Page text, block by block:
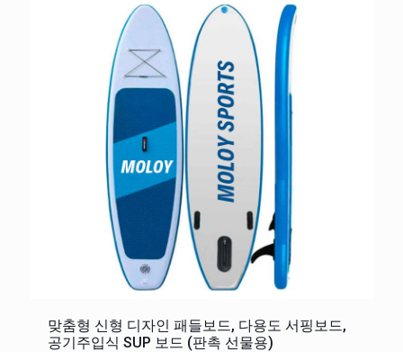
맞춤형 신형 디자인 패들보드, 다용도 서핑보드,
공기주입식 SUP 보드 (판촉 선물용)